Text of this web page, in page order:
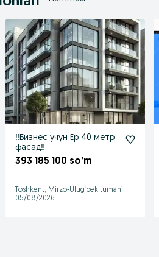
‼️Бизнес учун Ер 40 метр
фасад‼️
393 185 100 so’m
Toshkent, Mirzo-Ulug‘bek tumani
05/08/2026